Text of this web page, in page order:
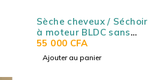
Sèche cheveux / Séchoir
à moteur BLDC sans
balais WMARK NG-
X3000
55 000 CFA
Ajouter au panier